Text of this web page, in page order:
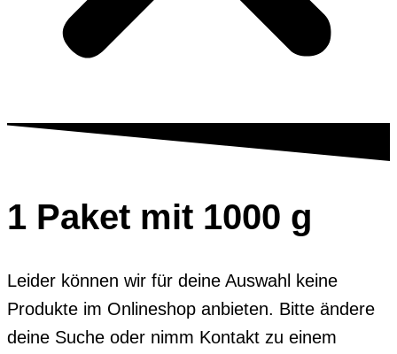
1 Paket mit 1000 g
Leider können wir für deine Auswahl keine
Produkte im Onlineshop anbieten. Bitte ändere
deine Suche oder nimm Kontakt zu einem